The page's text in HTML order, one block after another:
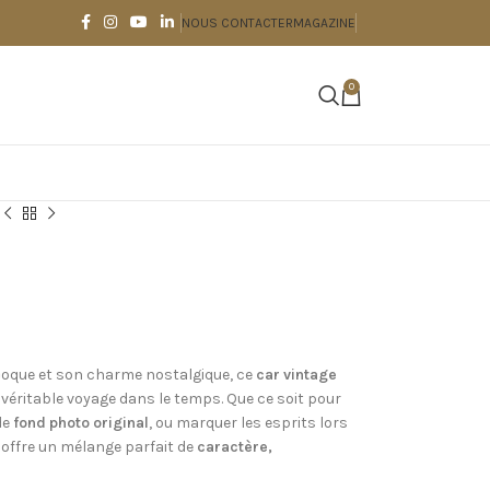
NOUS CONTACTERMAGAZINE
0
et son charme nostalgique, ce car vintage
voyage dans le temps. Que ce soit pour
fond photo original, ou marquer les esprits lors
offre un mélange parfait de caractère,